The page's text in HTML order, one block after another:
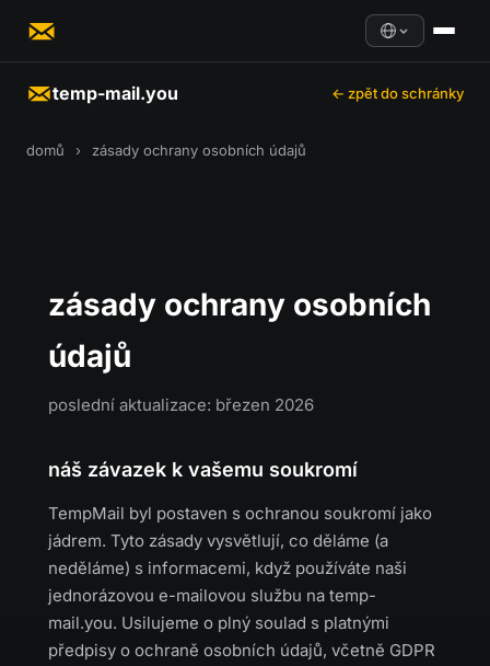
temp-mail.you ← zpět do schránky
domů › zásady ochrany osobních údajů
zásady ochrany osobních
údajů
poslední aktualizace: březen 2026
náš závazek k vašemu soukromí
TempMail byl postaven s ochranou soukromí jako
jádrem. Tyto zásady vysvětlují, co děláme (a
neděláme) s informacemi, když používáte naši
jednorázovou e-mailovou službu na temp-
mail.you. Usilujeme o plný soulad s platnými
předpisy o ochraně osobních údajů, včetně GDPR